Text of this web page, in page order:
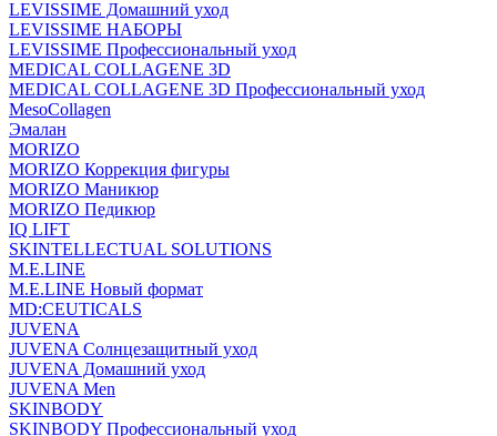
LEVISSIME Домашний уход
LEVISSIME НАБОРЫ
LEVISSIME Профессиональный уход
MEDICAL COLLAGENE 3D
MEDICAL COLLAGENE 3D Профессиональный уход
MesoCollagen
Эмалан
MORIZO
MORIZO Коррекция фигуры
MORIZO Маникюр
MORIZO Педикюр
IQ LIFT
SKINTELLECTUAL SOLUTIONS
M.E.LINE
M.E.LINE Новый формат
MD:CEUTICALS
JUVENA
JUVENA Солнцезащитный уход
JUVENA Домашний уход
JUVENA Men
SKINBODY
SKINBODY Профессиональный уход